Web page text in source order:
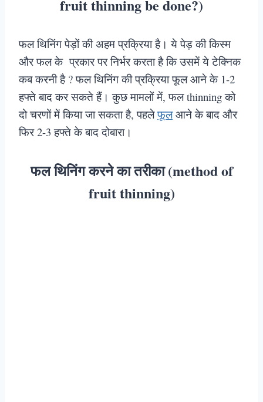
fruit thinning be done?)
फल थिनिंग पेड़ों की अहम प्रक्रिया है। ये पेड़ की किस्म
और फल के प्रकार पर निर्भर करता है कि उसमें ये टेक्निक
कब करनी है ? फल थिनिंग की प्रक्रिया फूल आने के 1-2
हफ्ते बाद कर सकते हैं। कुछ मामलों में, फल thinning को
दो चरणों में किया जा सकता है, पहलेफूलआने के बाद और
फिर 2-3 हफ्ते के बाद दोबारा।
फल थिनिंग करने का तरीका (method of
fruit thinning)